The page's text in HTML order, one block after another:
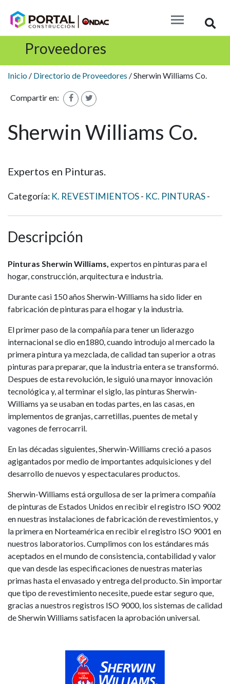
Proveedores
Inicio / Directorio de Proveedores / Sherwin Williams Co.
Compartir en:
Sherwin Williams Co.
Expertos en Pinturas.
Categoría: K. REVESTIMIENTOS KC. PINTURAS
Descripción
Pinturas Sherwin Williams, expertos en pinturas para el
hogar, construcción, arquitectura e industria.
Durante casi 150 años Sherwin-Williams ha sido lider en
fabricación de pinturas para el hogar y la industria.
El primer paso de la compañía para tener un liderazgo
internacional se dio en1880, cuando introdujo al mercado la
primera pintura ya mezclada, de calidad tan superior a otras
pinturas para preparar, que la industria entera se transformó.
Despues de esta revolución, le siguió una mayor innovación
tecnológica y, al terminar el siglo, las pinturas Sherwin-
Williams ya se usaban en todas partes, en las casas, en
implementos de granjas, carretillas, puentes de metal y
vagones de ferrocarril.
En las décadas siguientes, Sherwin-Williams creció a pasos
agigantados por medio de importantes adquisiciones y del
desarrollo de nuevos y espectaculares productos.
Sherwin-Williams está orgullosa de ser la primera compañía
de pinturas de Estados Unidos en recibir el registro ISO 9002
en nuestras instalaciones de fabricación de revestimientos, y
la primera en Norteamérica en recibir el registro ISO 9001 en
nuestros laboratorios. Cumplimos con los estándares más
aceptados en el mundo de consistencia, contabilidad y valor
que van desde las especificaciones de nuestras materias
primas hasta el envasado y entrega del producto. Sin importar
que tipo de revestimiento necesite, puede estar seguro que,
gracias a nuestros registros ISO 9000, los sistemas de calidad
de Sherwin Williams satisfacen la aprobación universal.